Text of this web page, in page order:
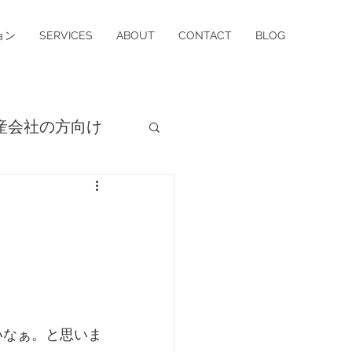
ン SERVICES ABOUT CONTACT BLOG
会社の方向け
ぁ。と思いま